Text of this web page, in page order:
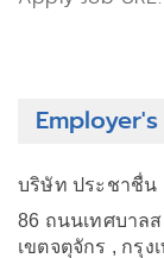
บริษัท ประชาชื่น
86 ถนนเทศบาล
เขตจตุจักร , กรุ